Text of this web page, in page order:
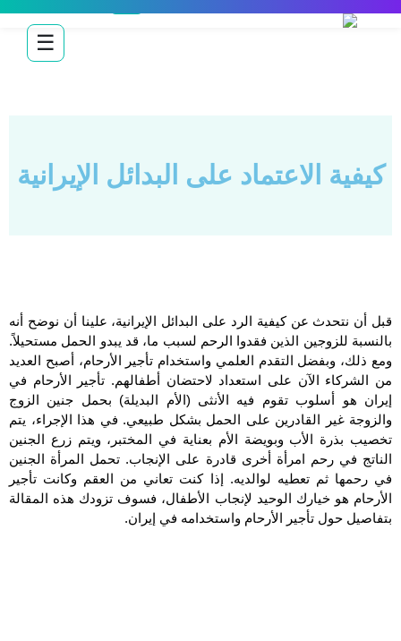
☰
كيفية الاعتماد على البدائل الإيرانية
قبل أن نتحدث عن كيفية الرد على البدائل الإيرانية، علينا أن نوضح أنه
بالنسبة للزوجين الذين فقدوا الرحم لسبب ما، قد يبدو الحمل مستحيلاً.
ومع ذلك، وبفضل التقدم العلمي واستخدام تأجير الأرحام، أصبح العديد
من الشركاء الآن على استعداد لاحتضان أطفالهم. تأجير الأرحام في
إيران هو أسلوب تقوم فيه الأنثى (الأم البديلة) بحمل جنين الزوج
والزوجة غير القادرين على الحمل بشكل طبيعي. في هذا الإجراء، يتم
تخصيب بذرة الأب وبويضة الأم بعناية في المختبر، ويتم زرع الجنين
الناتج في رحم امرأة أخرى قادرة على الإنجاب. تحمل المرأة الجنين
في رحمها ثم تعطيه لوالديه. إذا كنت تعاني من العقم وكانت تأجير
الأرحام هو خيارك الوحيد لإنجاب الأطفال، فسوف تزودك هذه المقالة
بتفاصيل حول تأجير الأرحام واستخدامه في إيران.